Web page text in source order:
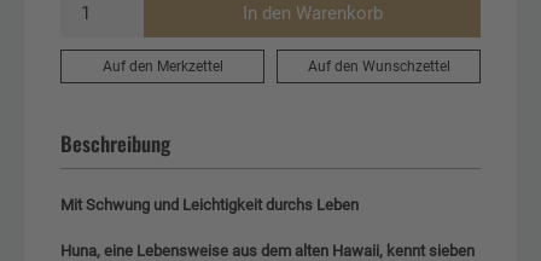
In den Warenkorb
Auf den Merkzettel Auf den Wunschzettel
Beschreibung
Mit Schwung und Leichtigkeit durchs Leben
Huna, eine Lebensweise aus dem alten Hawaii, kennt sieben